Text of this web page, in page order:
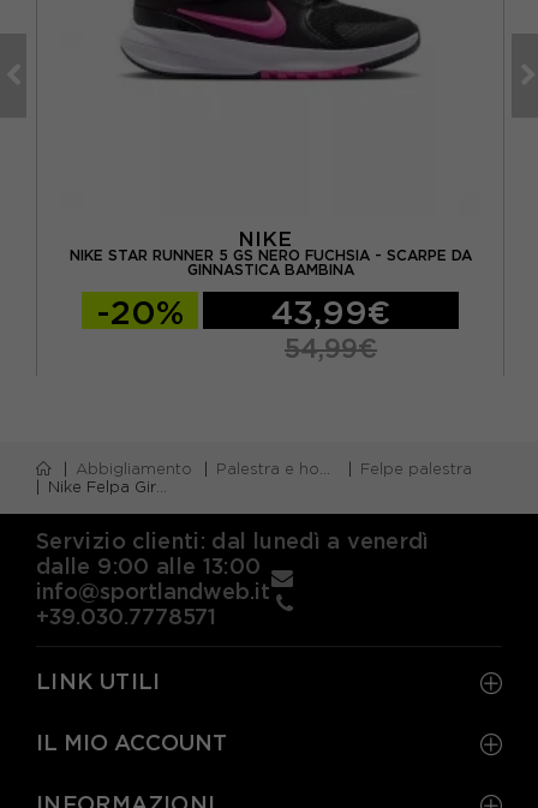
NIKE
NIKE STAR RUNNER 5 GS NERO FUCHSIA - SCARPE DA
GINNASTICA BAMBINA
-20% 43,99€
54,99€
Abbigliamento Palestra e home gym
Felpe palestra
Nike Felpa Giro Tech Fleece Nero Bambino
Servizio clienti: dal lunedì a venerdì
dalle 9:00 alle 13:00
info@sportlandweb.it
+39.030.7778571
LINK UTILI
IL MIO ACCOUNT